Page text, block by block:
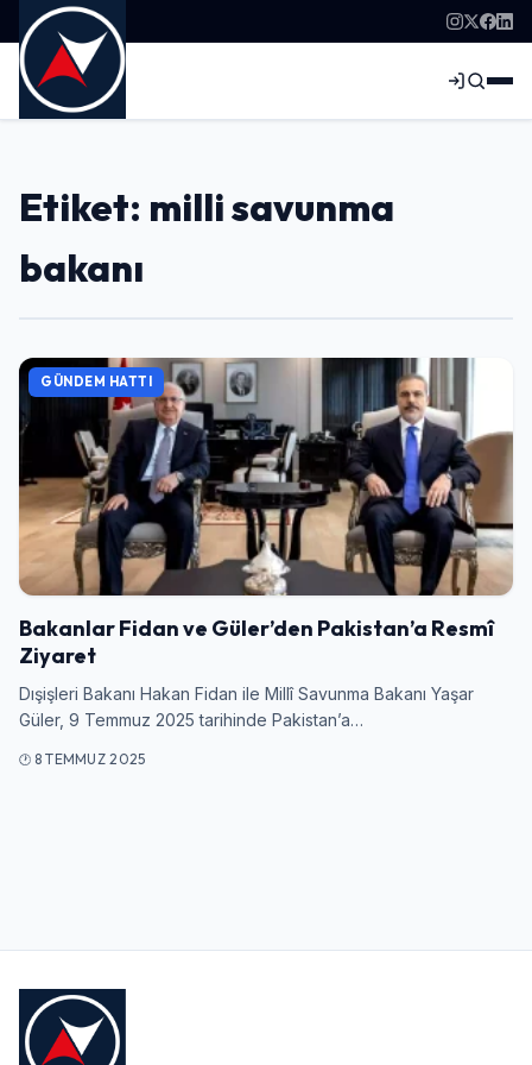
Etiket: milli savunma
bakanı
GÜNDEM HATTI
Bakanlar Fidan ve Güler’den Pakistan’a Resmî
Ziyaret
Dışişleri Bakanı Hakan Fidan ile Millî Savunma Bakanı Yaşar
Güler, 9 Temmuz 2025 tarihinde Pakistan’a…
8 TEMMUZ 2025
Giriş Yap
Kullanıcı Adı veya E-posta